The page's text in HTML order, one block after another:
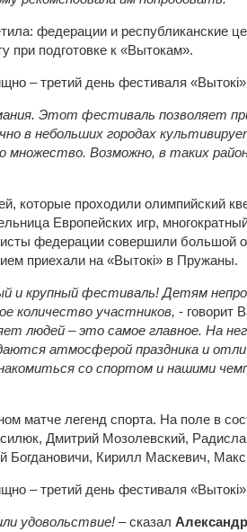
федерации и республиканские
при подготовке к «Вытокам».
Этот фестиваль позволяет
в небольших городах
множество. Возможно, в таких
которые проходили олимпийский
Европейских игр,
федерации совершили большой
приехали на «Вытокі» в Пружаны.
и крупный фестиваль! Детям
количество участников, - говорит
людей – это самое главное. На
атмосферой праздника и
со спортом и нашими
матче легенд спорта. На поле в
Дмитрий Мозолевский,
Богдановичи, Кирилл Маскевич,
удовольствие! – сказал